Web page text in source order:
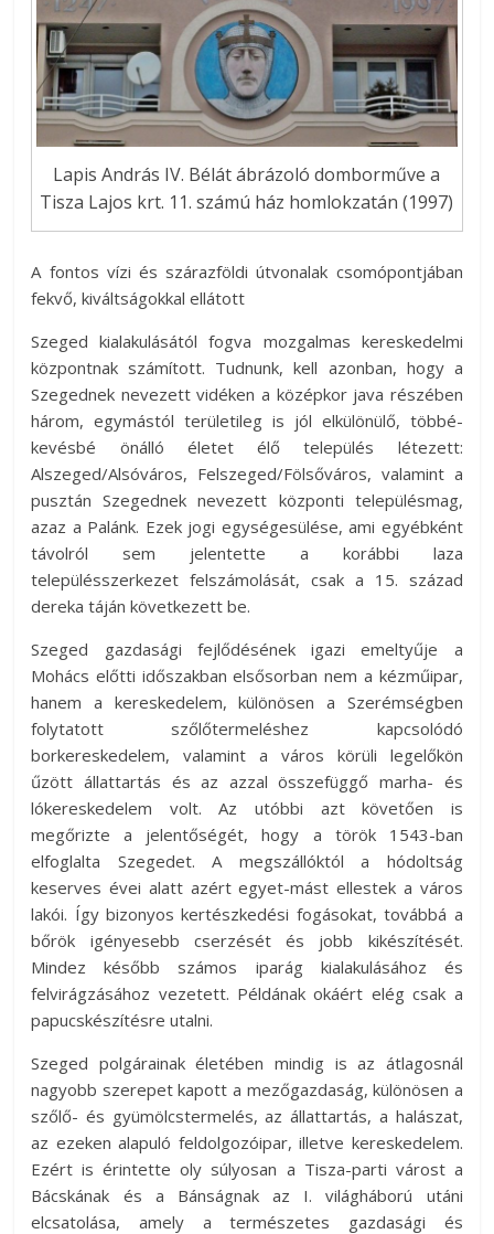
Lapis András IV. Bélát ábrázoló domborműve a
Tisza Lajos krt. 11. számú ház homlokzatán (1997)
A fontos vízi és szárazföldi útvonalak csomópontjában
fekvő, kiváltságokkal ellátott
Szeged kialakulásától fogva mozgalmas kereskedelmi
központnak számított. Tudnunk, kell azonban, hogy a
Szegednek nevezett vidéken a középkor java részében
három, egymástól területileg is jól elkülönülő, többé-
kevésbé önálló életet élő település létezett:
Alszeged/Alsóváros, Felszeged/Fölsőváros, valamint a
pusztán Szegednek nevezett központi településmag,
azaz a Palánk. Ezek jogi egységesülése, ami egyébként
távolról sem jelentette a korábbi laza
településszerkezet felszámolását, csak a 15. század
dereka táján következett be.
Szeged gazdasági fejlődésének igazi emeltyűje a
Mohács előtti időszakban elsősorban nem a kézműipar,
hanem a kereskedelem, különösen a Szerémségben
folytatott szőlőtermeléshez kapcsolódó
borkereskedelem, valamint a város körüli legelőkön
űzött állattartás és az azzal összefüggő marha- és
lókereskedelem volt. Az utóbbi azt követően is
megőrizte a jelentőségét, hogy a török 1543-ban
elfoglalta Szegedet. A megszállóktól a hódoltság
keserves évei alatt azért egyet-mást ellestek a város
lakói. Így bizonyos kertészkedési fogásokat, továbbá a
bőrök igényesebb cserzését és jobb kikészítését.
Mindez később számos iparág kialakulásához és
felvirágzásához vezetett. Példának okáért elég csak a
papucskészítésre utalni.
Szeged polgárainak életében mindig is az átlagosnál
nagyobb szerepet kapott a mezőgazdaság, különösen a
szőlő- és gyümölcstermelés, az állattartás, a halászat,
az ezeken alapuló feldolgozóipar, illetve kereskedelem.
Ezért is érintette oly súlyosan a Tisza-parti várost a
Bácskának és a Bánságnak az I. világháború utáni
elcsatolása, amely a természetes gazdasági és